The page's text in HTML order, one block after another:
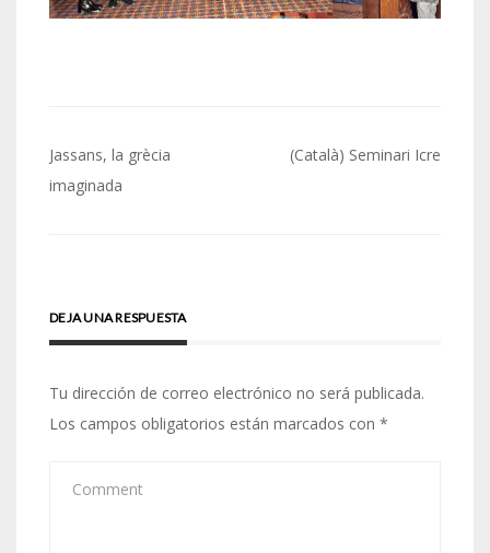
Navegación
de
Jassans, la grècia
imaginada
(Català) Seminari Icre
DEJA UNA RESPUESTA
Tu dirección de correo electrónico no será publicada.
Los campos obligatorios están marcados con *